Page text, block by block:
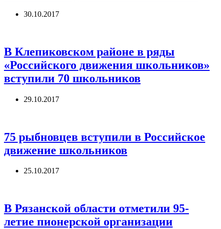
30.10.2017
В Клепиковском районе в ряды
«Российского движения школьников»
вступили 70 школьников
29.10.2017
75 рыбновцев вступили в Российское
движение школьников
25.10.2017
В Рязанской области отметили 95-
летие пионерской организации